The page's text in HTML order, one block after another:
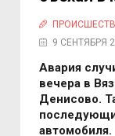
9 СЕНТЯБРЯ
Авария
вечера в
Денисово.
автомобиля.